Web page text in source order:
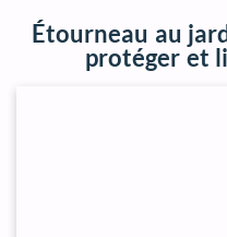
Étourneau au
protéger et